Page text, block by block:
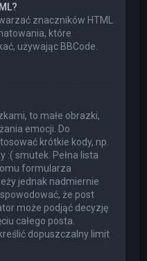
znaczników HTML
które
używając BBCode.
to małe obrazki,
emocji. Do
krótkie kody, np.
:( smutek. Pełna lista
formularza
jednak nadmiernie
że post
może podjąć decyzję
całego posta.
dopuszczalny limit